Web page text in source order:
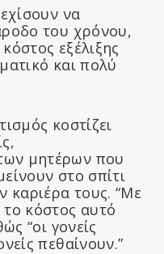
να
του χρόνου,
εξέλιξης
και πολύ
κοστίζει
μητέρων που
στο σπίτι
καριέρα τους. “Με
κόστος αυτό
“οι γονείς
πεθαίνουν.”